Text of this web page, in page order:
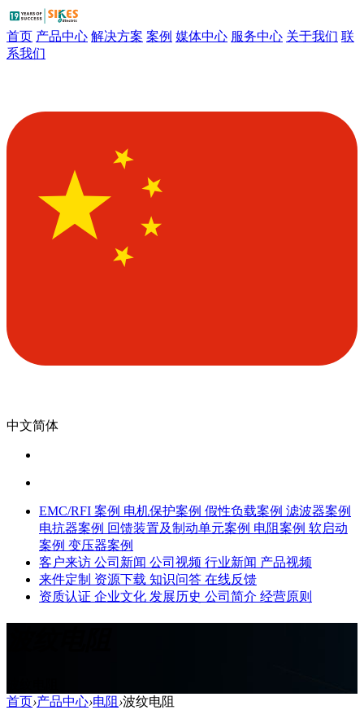
首页 产品中心 解决方案 案例 媒体中心 服务中心 关于我们 联
系我们
中文简体
EMC/RFI 案例 电机保护案例 假性负载案例 滤波器案例
电抗器案例 回馈装置及制动单元案例 电阻案例 软启动
案例 变压器案例
客户来访 公司新闻 公司视频 行业新闻 产品视频
来件定制 资源下载 知识问答 在线反馈
资质认证 企业文化 发展历史 公司简介 经营原则
首页›产品中心›电阻 ›波纹电阻